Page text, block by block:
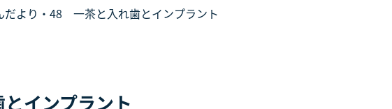
だより・48 一茶と入れ歯とインプラント
インプラント